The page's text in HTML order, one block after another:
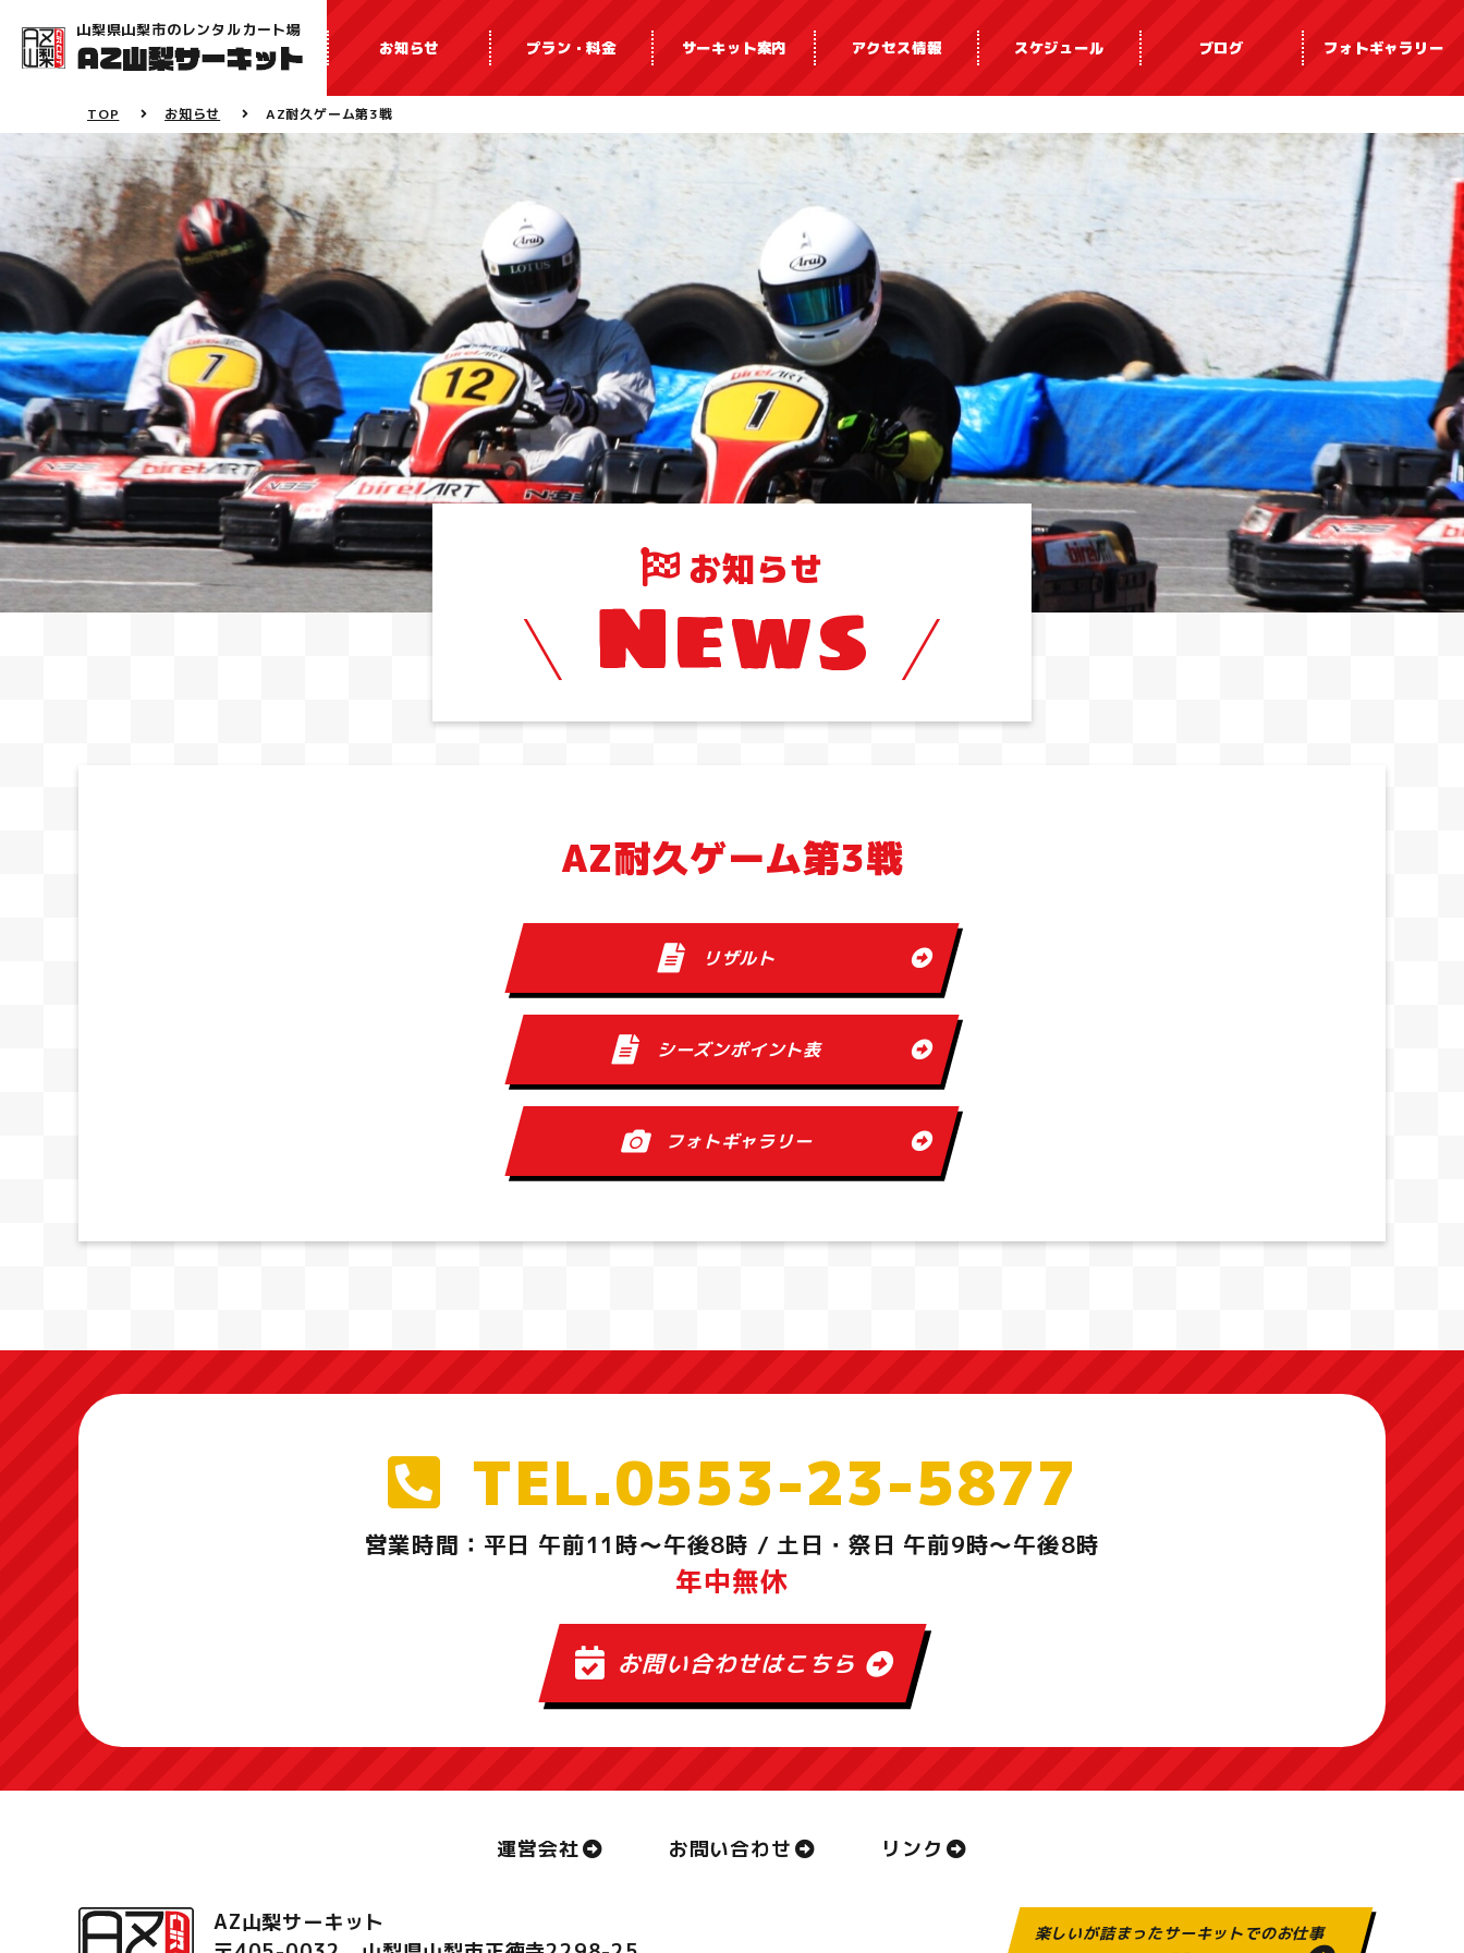
山梨県山梨市のレンタルカート場
お知らせ
プラン・料金 サーキット案内 アクセス情報 スケジュール ブログ フォトギャラリー
TOP お知らせ AZ耐久ゲーム第3戦
お知らせ
News
AZ耐久ゲーム第3戦
リザルト
シーズンポイント表
フォトギャラリー
TEL.0553-23-5877
営業時間：平日 午前11時～午後8時 / 土日・祭日 午前9時～午後8時
年中無休
お問い合わせはこちら
運営会社 お問い合わせ リンク
楽しいが詰まったサーキットでのお仕事
AZ山梨サーキット